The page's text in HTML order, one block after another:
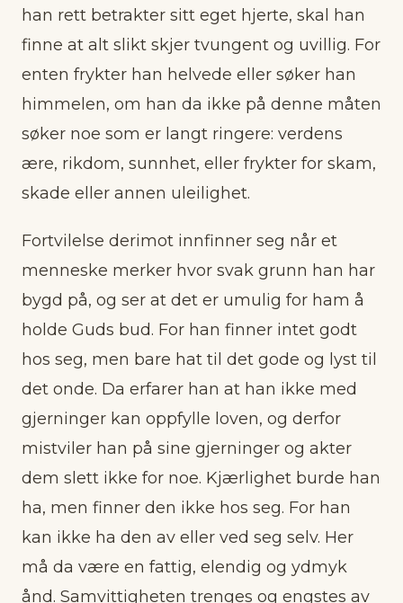
han rett betrakter sitt eget hjerte, skal han
finne at alt slikt skjer tvungent og uvillig. For
enten frykter han helvede eller søker han
himmelen, om han da ikke på denne måten
søker noe som er langt ringere: verdens
ære, rikdom, sunnhet, eller frykter for skam,
skade eller annen uleilighet.
Fortvilelse derimot innfinner seg når et
menneske merker hvor svak grunn han har
bygd på, og ser at det er umulig for ham å
holde Guds bud. For han finner intet godt
hos seg, men bare hat til det gode og lyst til
det onde. Da erfarer han at han ikke med
gjerninger kan oppfylle loven, og derfor
mistviler han på sine gjerninger og akter
dem slett ikke for noe. Kjærlighet burde han
ha, men finner den ikke hos seg. For han
kan ikke ha den av eller ved seg selv. Her
må da være en fattig, elendig og ydmyk
ånd. Samvittigheten trenges og engstes av